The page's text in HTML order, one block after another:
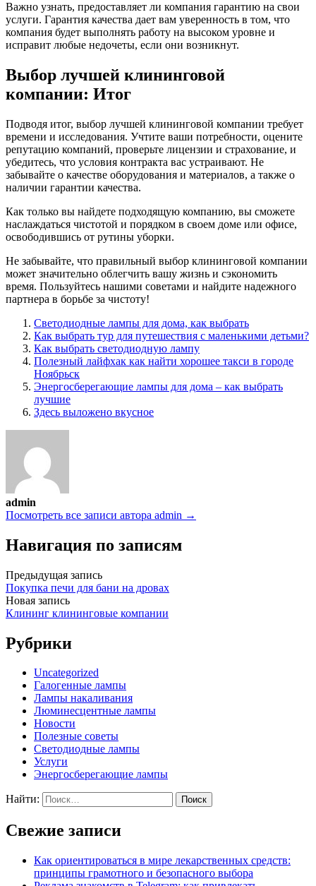
Важно узнать, предоставляет ли компания гарантию на свои
услуги. Гарантия качества дает вам уверенность в том, что
компания будет выполнять работу на высоком уровне и
исправит любые недочеты, если они возникнут.
Выбор лучшей клининговой
компании: Итог
Подводя итог, выбор лучшей клининговой компании требует
времени и исследования. Учтите ваши потребности, оцените
репутацию компаний, проверьте лицензии и страхование, и
убедитесь, что условия контракта вас устраивают. Не
забывайте о качестве оборудования и материалов, а также о
наличии гарантии качества.
Как только вы найдете подходящую компанию, вы сможете
наслаждаться чистотой и порядком в своем доме или офисе,
освободившись от рутины уборки.
Не забывайте, что правильный выбор клининговой компании
может значительно облегчить вашу жизнь и сэкономить
время. Пользуйтесь нашими советами и найдите надежного
партнера в борьбе за чистоту!
Светодиодные лампы для дома, как выбрать
Как выбрать тур для путешествия с маленькими детьми?
Как выбрать светодиодную лампу
Полезный лайфхак как найти хорошее такси в городе
Ноябрьск
Энергосберегающие лампы для дома – как выбрать
лучшие
Здесь выложено вкусное
admin
Посмотреть все записи автора admin →
Навигация по записям
Предыдущая запись
Покупка печи для бани на дровах
Новая запись
Клининг клининговые компании
Рубрики
Uncategorized
Галогенные лампы
Лампы накаливания
Люминесцентные лампы
Новости
Полезные советы
Светодиодные лампы
Услуги
Энергосберегающие лампы
Найти:
Свежие записи
Как ориентироваться в мире лекарственных средств:
принципы грамотного и безопасного выбора